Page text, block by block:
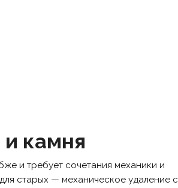
камня
и требует сочетания механики и
старых — механическое удаление с